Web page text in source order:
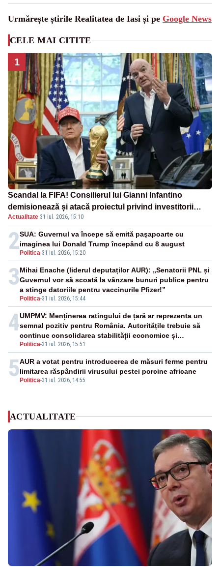
Urmărește știrile Realitatea de Iasi și pe Google News
CELE MAI CITITE
1
Scandal la FIFA! Consilierul lui Gianni Infantino
demisionează și atacă proiectul privind investitorii
străini
Actualitate·31 iul. 2026, 15:10
2 Politica-31 iul. 2026, 15:20
SUA: Guvernul va începe să emită paşapoarte cu
imaginea lui Donald Trump începând cu 8 august
3
Politica-31 iul. 2026, 15:44
Mihai Enache (liderul deputaților AUR): „Senatorii PNL și
Guvernul vor să scoată la vânzare bunuri publice pentru
a stinge datoriile pentru vaccinurile Pfizer!”
4
Politica-31 iul. 2026, 15:51
UMPMV: Menținerea ratingului de țară ar reprezenta un
semnal pozitiv pentru România. Autoritățile trebuie să
continue consolidarea stabilității economice și
financiare
5 Politica-31 iul. 2026, 14:55
AUR a votat pentru introducerea de măsuri ferme pentru
limitarea răspândirii virusului pestei porcine africane
ACTUALITATE